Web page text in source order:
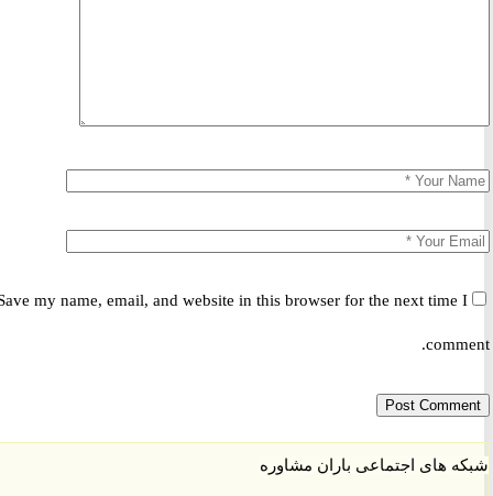
Save my name, email, and website in this browser for the next time
های اجتماعی باران مشاوره